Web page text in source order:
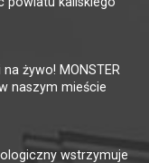
żywo! MONSTER
naszym mieście
wstrzymuje